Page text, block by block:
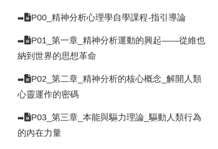
➡️ P00_精神分析心理學自學課程-指引導論
➡️
P01_第一章_精神分析運動的興起——從維也
納到世界的思想革命
➡️
P02_第二章_精神分析的核心概念_解開人類
心靈運作的密碼
➡️
P03_第三章_本能與驅力理論_驅動人類行為
的內在力量